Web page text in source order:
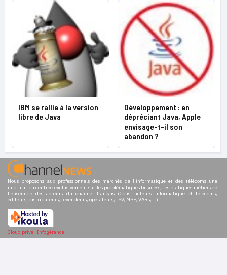
IBM se rallie à la version
libre de Java
Développement : en
dépréciant Java, Apple
envisage-t-il son
abandon ?
Nous proposons aux professionnels des marchés de l'informatique et des télécoms une
information centrée exclusivement sur les problématiques business, les pratiques métiers de
l'ensemble des acteurs du channel français (Constructeurs informatique et télécoms,
éditeurs, distributeurs, revendeurs, opérateurs, ISV, MSP, VARs,...)
Cloud privé | Infogérance